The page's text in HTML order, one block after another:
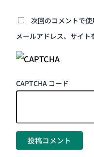
次回のコメントで使
メールアドレス、サイト
CAPTCHA コード